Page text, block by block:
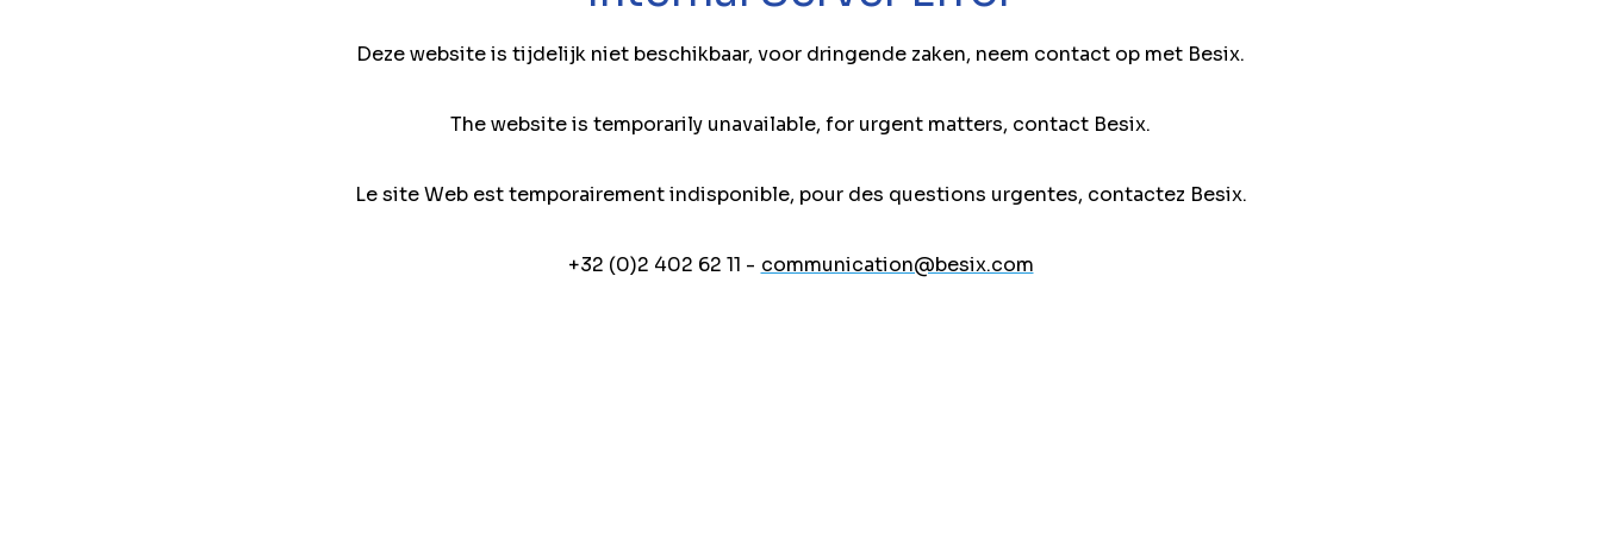
Deze website is tijdelijk niet beschikbaar, voor dringende zaken, neem contact op met Besix.
The website is temporarily unavailable, for urgent matters, contact Besix.
Le site Web est temporairement indisponible, pour des questions urgentes, contactez Besix.
+32 (0)2 402 62 11 - communication@besix.com